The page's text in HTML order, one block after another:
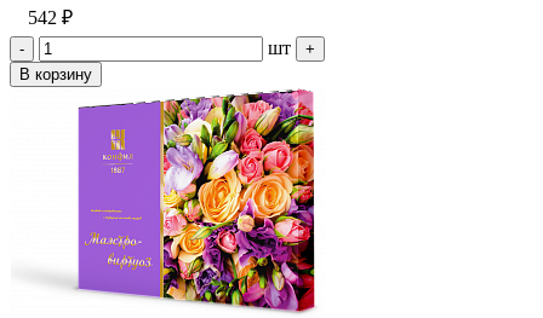
542 ₽
- шт
+
В корзину